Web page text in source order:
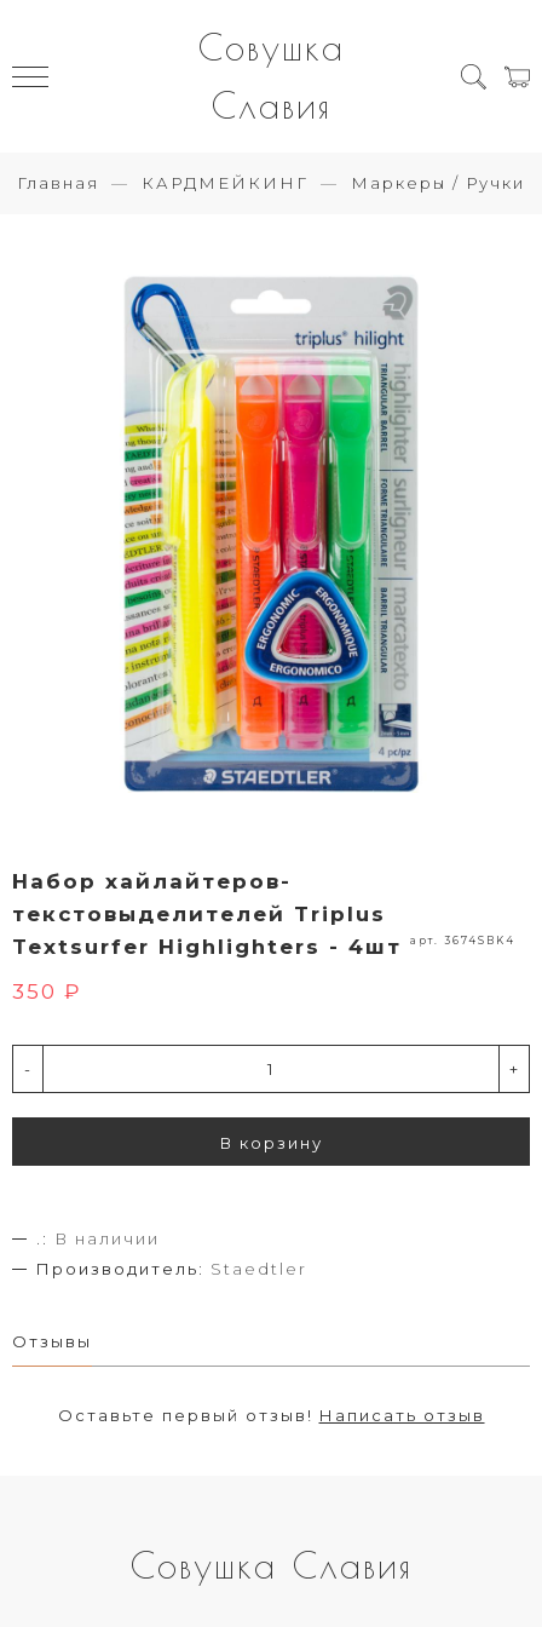
Совушка
Славия
Главная КАРДМЕЙКИНГ Маркеры / Ручки
Набор хайлайтеров-
текстовыделителей Triplus
Textsurfer Highlighters - 4шт
арт. 3674SBK4
350 ₽
- +
В корзину
.:
В наличии
Производитель: Staedtler
Отзывы
Оставьте первый отзыв! Написать отзыв
Совушка Славия